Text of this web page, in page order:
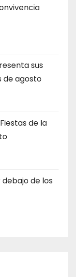
sus
de agosto
de la
de los